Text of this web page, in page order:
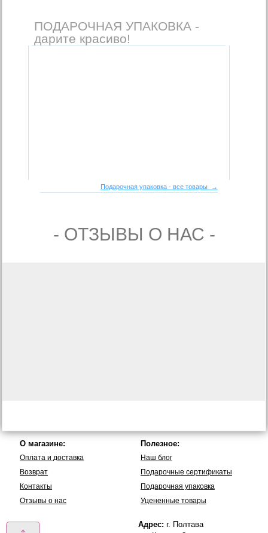
ПОДАРОЧНАЯ УПАКОВКА -
дарите красиво!
Подарочная упаковка - все товары →
- ОТЗЫВЫ О НАС -
О магазине:
Оплата и доставка
Возврат
Контакты
Отзывы о нас
Полезное:
Наш блог
Подарочные сертификаты
Подарочная упаковка
Уцененные товары
Адрес: г. Полтава